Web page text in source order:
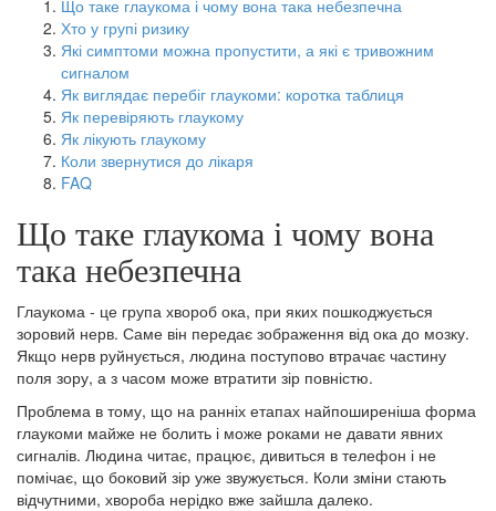
Що таке глаукома і чому вона така небезпечна
Хто у групі ризику
Які симптоми можна пропустити, а які є тривожним
сигналом
Як виглядає перебіг глаукоми: коротка таблиця
Як перевіряють глаукому
Як лікують глаукому
Коли звернутися до лікаря
FAQ
Що таке глаукома і чому вона
така небезпечна
Глаукома - це група хвороб ока, при яких пошкоджується
зоровий нерв. Саме він передає зображення від ока до мозку.
Якщо нерв руйнується, людина поступово втрачає частину
поля зору, а з часом може втратити зір повністю.
Проблема в тому, що на ранніх етапах найпоширеніша форма
глаукоми майже не болить і може роками не давати явних
сигналів. Людина читає, працює, дивиться в телефон і не
помічає, що боковий зір уже звужується. Коли зміни стають
відчутними, хвороба нерідко вже зайшла далеко.